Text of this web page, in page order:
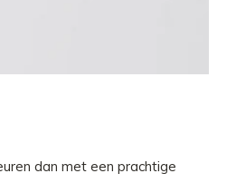
dan met een prachtige